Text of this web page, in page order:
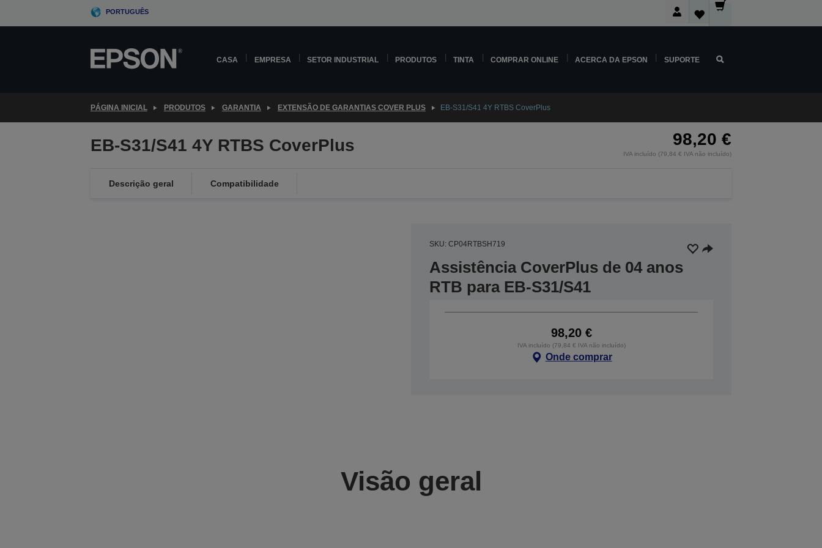
PORTUGUÊS
CASA EMPRESA SETOR INDUSTRIAL PRODUTOS TINTA COMPRAR ONLINE ACERCA DA EPSON SUPORTE
PÁGINA INICIAL PRODUTOS GARANTIA EXTENSÃO DE GARANTIAS COVER PLUS EB-S31/S41 4Y RTBS CoverPlus
EB-S31/S41 4Y RTBS CoverPlus 98,20 €
IVA incluído (79,84 € IVA não incluído)
Descrição geral Compatibilidade
SKU: CP04RTBSH719
Assistência CoverPlus de 04 anos
RTB para EB-S31/S41
98,20 €
IVA incluído (79,84 € IVA não incluído)
Onde comprar
Visão geral